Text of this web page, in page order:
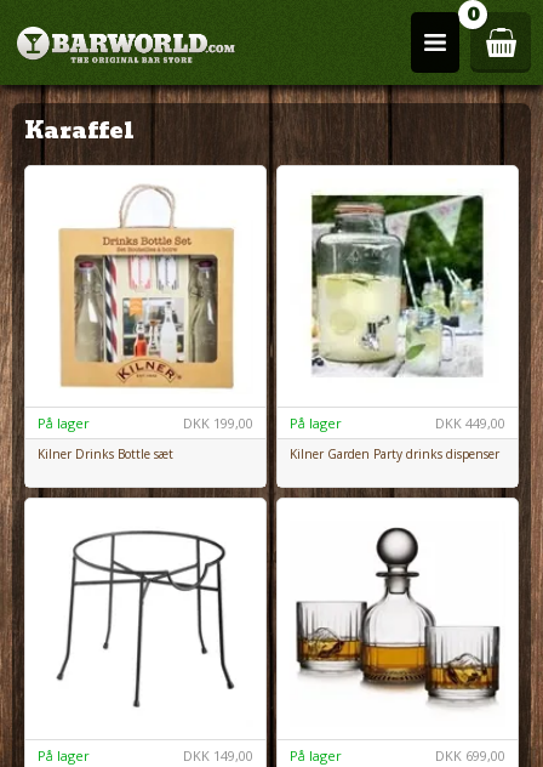
0
Karaffel
DKK 199,00
På lager
Kilner Drinks Bottle sæt
DKK 449,00
På lager
Kilner Garden Party drinks dispenser
DKK 149,00
På lager DKK 699,00
På lager